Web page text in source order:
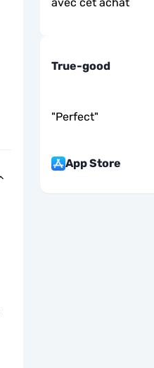
True-good
"Perfect"
App Store